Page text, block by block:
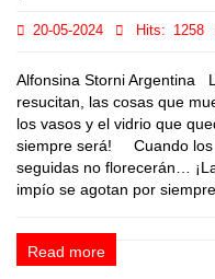
20-05-2024 Hits: 1258
Alfonsina Storni Argentina
resucitan, las cosas que
los vasos y el vidrio que
siempre será! Cuando los
seguidas no florecerán…
impío se agotan por
Read more